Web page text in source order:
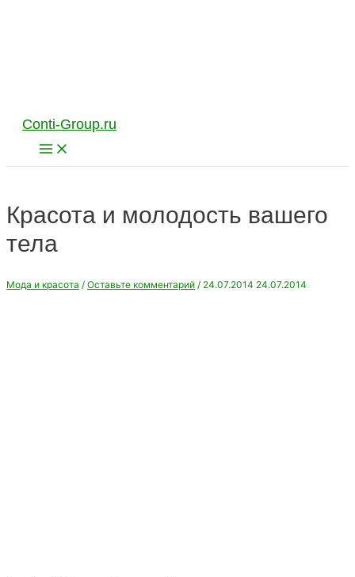
Conti-Group.ru
Main
Menu
Красота и молодость вашего
тела
Мода и красота / Оставьте комментарий / 24.07.2014 24.07.2014